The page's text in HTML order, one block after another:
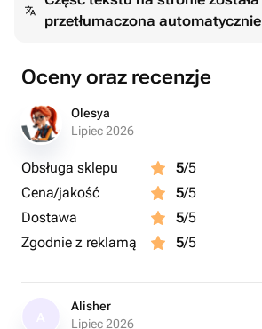
przetłumaczona automatycznie
Oceny oraz recenzje
Olesya
Lipiec 2026
Obsługa sklepu 5/5
Cena/jakość
5/5
Dostawa
5/5
Zgodnie z reklamą
5/5
Alisher
Lipiec 2026